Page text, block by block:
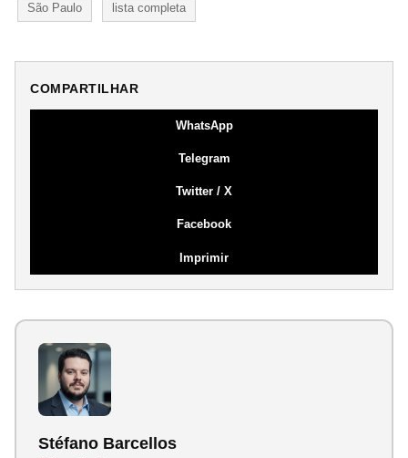
São Paulo lista completa
COMPARTILHAR
WhatsApp
Telegram
Twitter / X
Facebook
Imprimir
Stéfano Barcellos